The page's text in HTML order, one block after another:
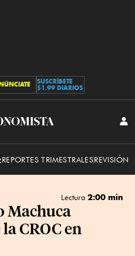
SUSCRÍBETE
$1.99 DIARIOS
El
REPORTES TRIMESTRALESREVISIÓN
Lectura 2:00 min
Machuca
CROC en